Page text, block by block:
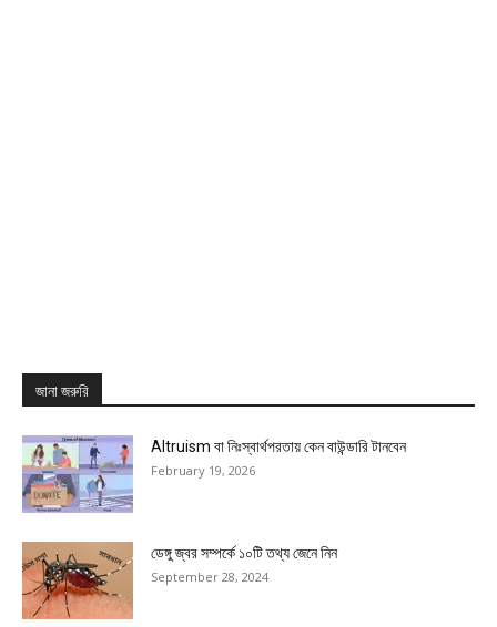
জানা জরুরি
Altruism বা নিঃস্বার্থপরতায় কেন বাউন্ডারি টানবেন
February 19, 2026
ডেঙ্গু জ্বর সম্পর্কে ১০টি তথ্য জেনে নিন
September 28, 2024